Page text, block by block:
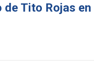
Tito Rojas